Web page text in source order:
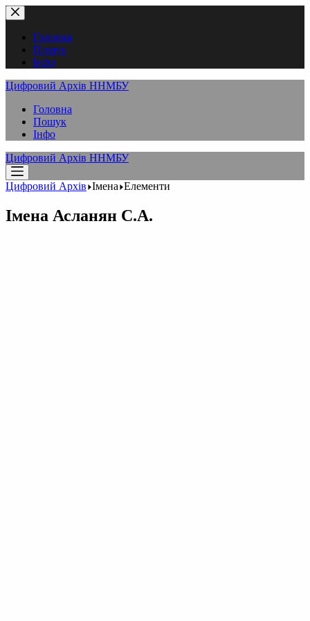
Перейти
до
вмістуГоловна
Пошук
Інфо
Цифровий Архів ННМБУ
Головна
Пошук
Інфо
Цифровий Архів ННМБУ
Цифровий Архів Імена Елементи
Імена Асланян С.А.